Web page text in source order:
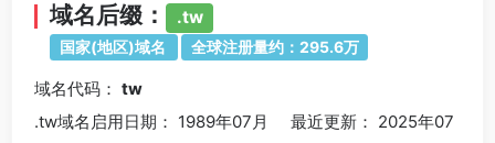
域名后缀： .tw
国家(地区)域名 全球注册量约：295.6万
域名代码： tw
.tw域名 启用日期： 1989年07月 最近更新： 2025年07